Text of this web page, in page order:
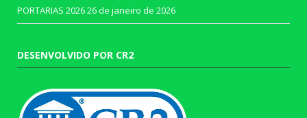
PORTARIAS 202626 de janeiro de 2026
DESENVOLVIDO POR CR2